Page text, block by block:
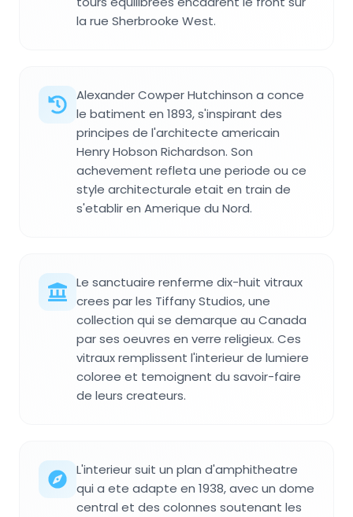
la rue Sherbrooke West.
Alexander Cowper Hutchinson a conce
le batiment en 1893, s'inspirant des
principes de l'architecte americain
Henry Hobson Richardson. Son
achevement refleta une periode ou ce
style architecturale etait en train de
s'etablir en Amerique du Nord.
Le sanctuaire renferme dix-huit vitraux
crees par les Tiffany Studios, une
collection qui se demarque au Canada
par ses oeuvres en verre religieux. Ces
vitraux remplissent l'interieur de lumiere
coloree et temoignent du savoir-faire
de leurs createurs.
L'interieur suit un plan d'amphitheatre
qui a ete adapte en 1938, avec un dome
central et des colonnes soutenant les